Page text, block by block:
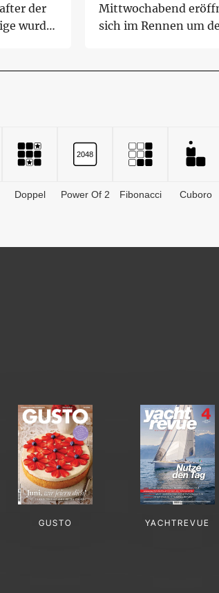
der
wurde
Mittwochabend
sich im Rennen um
Doppel Power Of 2 Fibonacci Cuboro
GUSTO YACHTREVUE